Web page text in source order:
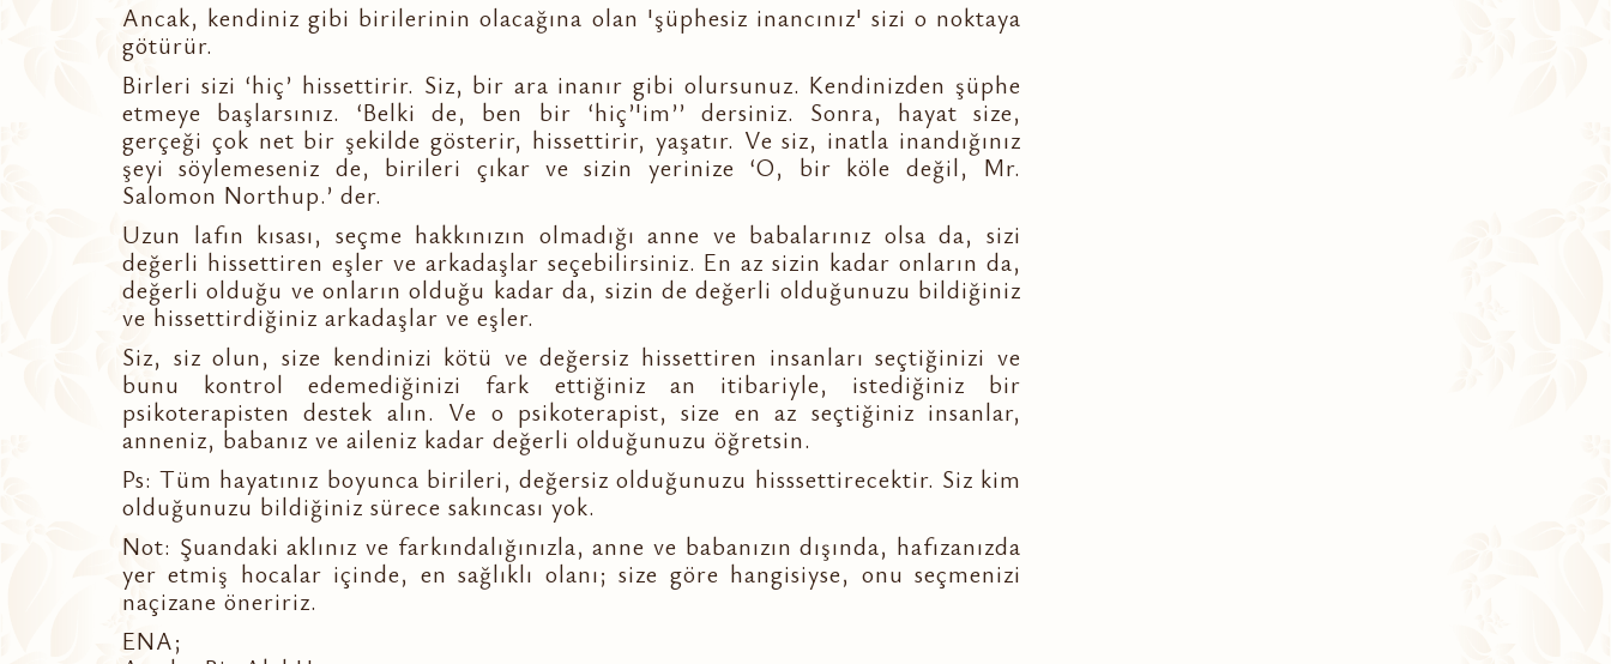
Ancak, kendiniz gibi birilerinin olacağına olan 'şüphesiz inancınız' sizi o noktaya
götürür.
Birleri sizi ‘hiç’ hissettirir. Siz, bir ara inanır gibi olursunuz. Kendinizden şüphe
etmeye başlarsınız. ‘Belki de, ben bir ‘hiç’'im’’ dersiniz. Sonra, hayat size,
gerçeği çok net bir şekilde gösterir, hissettirir, yaşatır. Ve siz, inatla inandığınız
şeyi söylemeseniz de, birileri çıkar ve sizin yerinize ‘O, bir köle değil, Mr.
Salomon Northup.’ der.
Uzun lafın kısası, seçme hakkınızın olmadığı anne ve babalarınız olsa da, sizi
değerli hissettiren eşler ve arkadaşlar seçebilirsiniz. En az sizin kadar onların da,
değerli olduğu ve onların olduğu kadar da, sizin de değerli olduğunuzu bildiğiniz
ve hissettirdiğiniz arkadaşlar ve eşler.
Siz, siz olun, size kendinizi kötü ve değersiz hissettiren insanları seçtiğinizi ve
bunu kontrol edemediğinizi fark ettiğiniz an itibariyle, istediğiniz bir
psikoterapisten destek alın. Ve o psikoterapist, size en az seçtiğiniz insanlar,
anneniz, babanız ve aileniz kadar değerli olduğunuzu öğretsin.
Ps: Tüm hayatınız boyunca birileri, değersiz olduğunuzu hisssettirecektir. Siz kim
olduğunuzu bildiğiniz sürece sakıncası yok.
Not: Şuandaki aklınız ve farkındalığınızla, anne ve babanızın dışında, hafızanızda
yer etmiş hocalar içinde, en sağlıklı olanı; size göre hangisiyse, onu seçmenizi
naçizane öneririz.
ENA;